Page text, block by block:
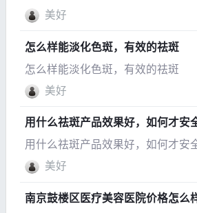
美好
怎么样能淡化色斑，有效的祛斑
怎么样能淡化色斑，有效的祛斑
美好
用什么祛斑产品效果好，如何才安
用什么祛斑产品效果好，如何才安
美好
南京鼓楼区医疗美容医院价格怎么